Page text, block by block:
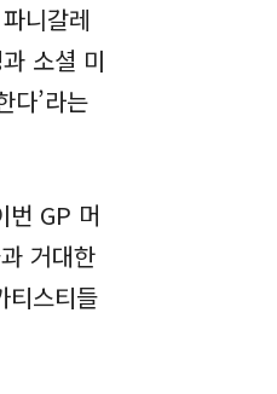
니갈레
소셜 미
다’라는
번 GP 머
거대한
티스티들